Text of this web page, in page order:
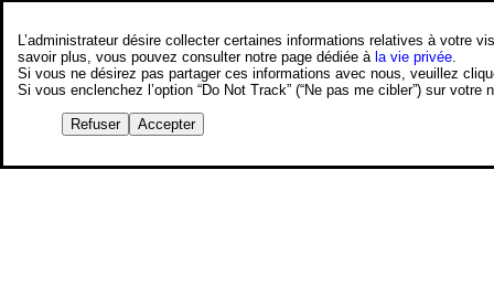
L’administrateur désire collecter certaines informations relatives à votre
savoir plus, vous pouvez consulter notre page dédiée àla vie privée
Si vous ne désirez pas partager ces informations avec nous, veuillez
Si vous enclenchez l’option “Do Not Track” (“Ne pas me cibler”) sur
Refuser Accepter